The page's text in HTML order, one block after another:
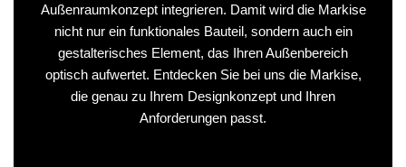
Außenraumkonzept integrieren. Damit wird die Markise
nicht nur ein funktionales Bauteil, sondern auch ein
gestalterisches Element, das Ihren Außenbereich
optisch aufwertet. Entdecken Sie bei uns die Markise,
die genau zu Ihrem Designkonzept und Ihren
Anforderungen passt.